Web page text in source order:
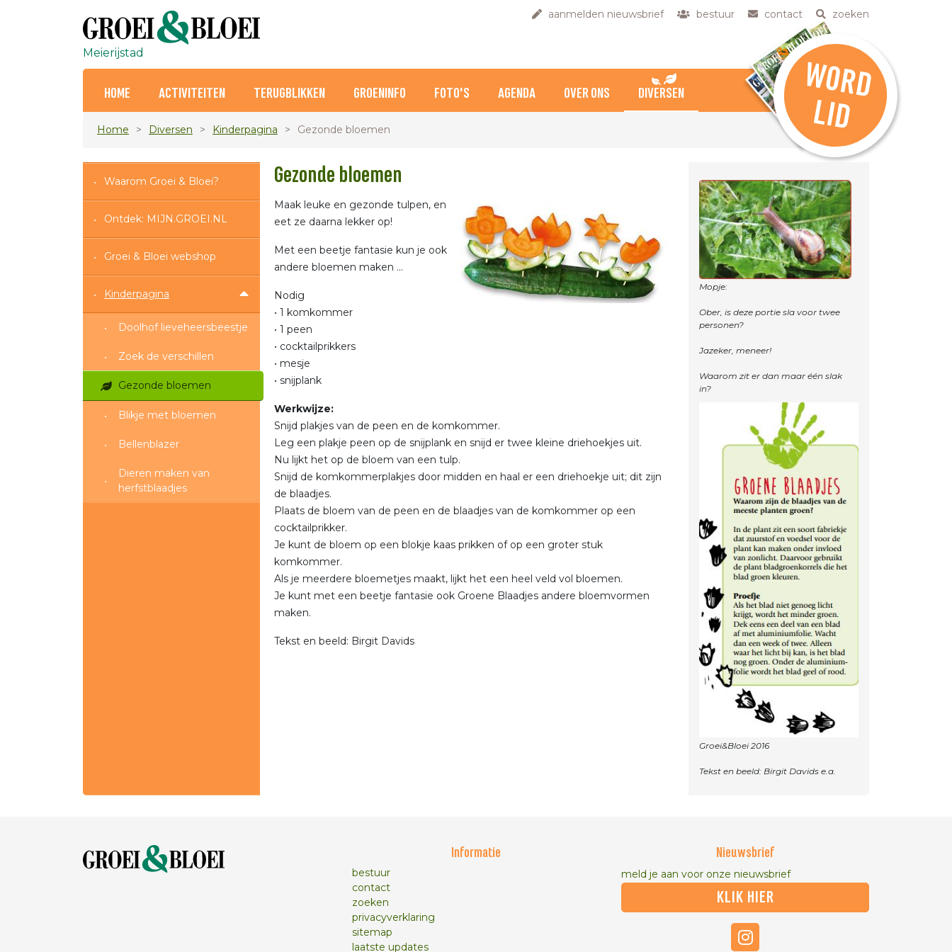
aanmelden nieuwsbrief bestuur contact zoeken
Meierijstad
HOME ACTIVITEITEN TERUGBLIKKEN GROENINFO FOTO'S AGENDA OVER ONS DIVERSEN W
O
R
D
L
ID
Home Diversen Kinderpagina Gezonde bloemen
Waarom Groei & Bloei?
Ontdek: MIJN.GROEI.NL
Groei & Bloei webshop
Kinderpagina
Doolhof lieveheersbeestje
Zoek de verschillen
Gezonde bloemen
Blikje met bloemen
Bellenblazer
Dieren maken van
herfstblaadjes
Gezonde bloemen
Maak leuke en gezonde tulpen, en
eet ze daarna lekker op!
Met een beetje fantasie kun je ook
andere bloemen maken ...
Nodig
• 1 komkommer
• 1 peen
• cocktailprikkers
• mesje
• snijplank
Werkwijze:
Snijd plakjes van de peen en de komkommer.
Leg een plakje peen op de snijplank en snijd er twee kleine driehoekjes uit.
Nu lijkt het op de bloem van een tulp.
Snijd de komkommerplakjes door midden en haal er een driehoekje uit; dit zijn
de blaadjes.
Plaats de bloem van de peen en de blaadjes van de komkommer op een
cocktailprikker.
Je kunt de bloem op een blokje kaas prikken of op een groter stuk
komkommer.
Als je meerdere bloemetjes maakt, lijkt het een heel veld vol bloemen.
Je kunt met een beetje fantasie ook Groene Blaadjes andere bloemvormen
maken.
Tekst en beeld: Birgit Davids
Mopje:
Ober, is deze portie sla voor twee
personen?
Jazeker, meneer!
Waarom zit er dan maar één slak
Groei&Bloei 2016
Informatie
bestuur
contact
zoeken
privacyverklaring
sitemap
laatste updates
Nieuwsbrief
meld je aan voor onze nieuwsbrief
KLIK HIER